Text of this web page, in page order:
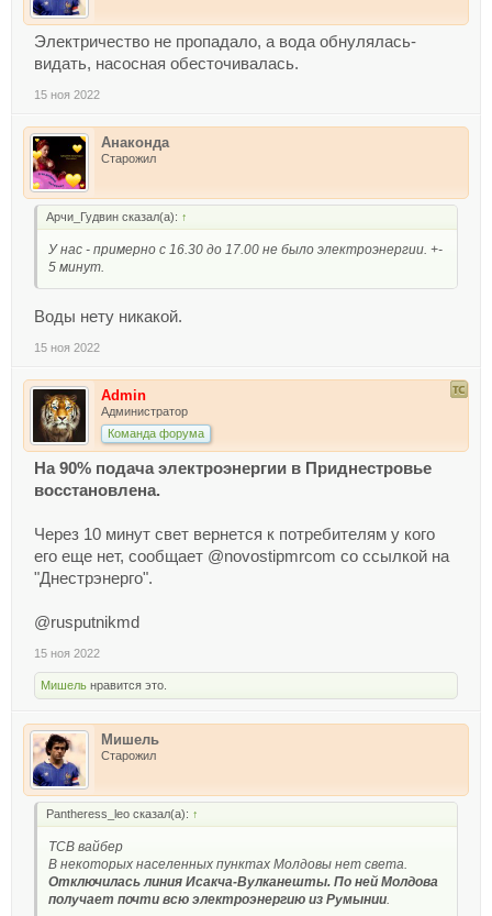
Электричество не пропадало, а вода обнулялась-
видать, насосная обесточивалась.
15 ноя 2022
Анаконда
Старожил
Арчи_Гудвин сказал(а): ↑
У нас - примерно с 16.30 до 17.00 не было электроэнергии. +-
5 минут.
Воды нету никакой.
15 ноя 2022
Admin
Администратор
Команда форума
На 90% подача электроэнергии в Приднестровье
восстановлена.
Через 10 минут свет вернется к потребителям у кого
его еще нет, сообщает @novostipmrcom со ссылкой на
"Днестрэнерго".
@rusputnikmd
15 ноя 2022
Мишель нравится это.
Мишель
Старожил
Pantheress_leo сказал(а): ↑
ТСВ вайбер
В некоторых населенных пунктах Молдовы нет света.
Отключилась линия Исакча-Вулканешты. По ней Молдова
получает почти всю электроэнергию из Румынии